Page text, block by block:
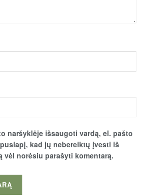
naršyklėje išsaugoti vardą, el. pašto
kad jų nebereiktų įvesti iš
vėl norėsiu parašyti komentarą.